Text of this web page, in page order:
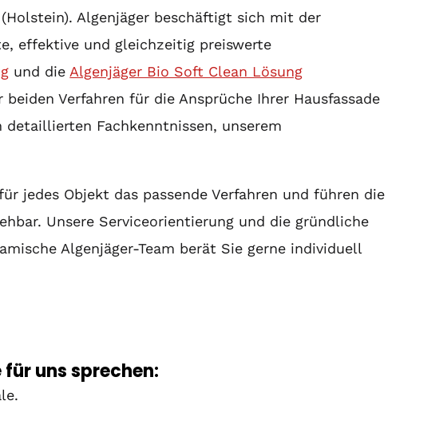
Algenjäger beschäftigt sich mit der
effektive und gleichzeitig preiswerte
und die Algenjäger Bio Soft Clean Lösung
Verfahren für die Ansprüche Ihrer Hausfassade
Fachkenntnissen, unserem
jedes Objekt das passende Verfahren und führen die
Unsere Serviceorientierung und die gründliche
Algenjäger-Team berät Sie gerne individuell
uns sprechen: